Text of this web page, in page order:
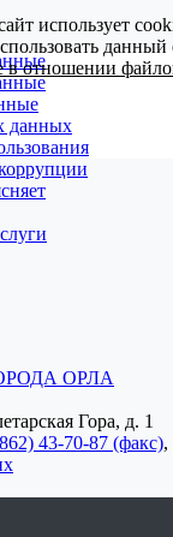
данных
ОРЛА
Гора, д. 1
43-70-87 (факс),
использует
в отношении